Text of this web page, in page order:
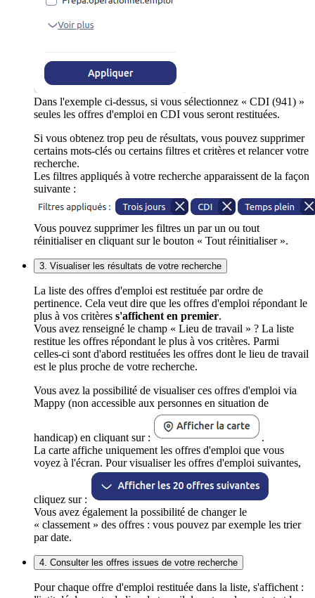
Dans l'exemple ci-dessus, si vous sélectionnez « CDI (941) »
seules les offres d'emploi en CDI vous seront restituées.
Si vous obtenez trop peu de résultats, vous pouvez supprimer
certains mots-clés ou certains filtres et critères et relancer votre
recherche.
Les filtres appliqués à votre recherche apparaissent de la façon
suivante :
Vous pouvez supprimer les filtres un par un ou tout
réinitialiser en cliquant sur le bouton « Tout réinitialiser ».
3. Visualiser les résultats de votre recherche
La liste des offres d'emploi est restituée par ordre de
pertinence. Cela veut dire que les offres d'emploi répondant le
plus à vos critères s'affichent en premier.
Vous avez renseigné le champ « Lieu de travail » ? La liste
restitue les offres répondant le plus à vos critères. Parmi
celles-ci sont d'abord restituées les offres dont le lieu de travail
est le plus proche de votre recherche.
Vous avez la possibilité de visualiser ces offres d'emploi via
Mappy (non accessible aux personnes en situation de
handicap) en cliquant sur :
.
La carte affiche uniquement les offres d'emploi que vous
voyez à l'écran. Pour visualiser les offres d'emploi suivantes,
cliquez sur :
Vous avez également la possibilité de changer le
« classement » des offres : vous pouvez par exemple les trier
par date.
4. Consulter les offres issues de votre recherche
Pour chaque offre d'emploi restituée dans la liste, s'affichent :